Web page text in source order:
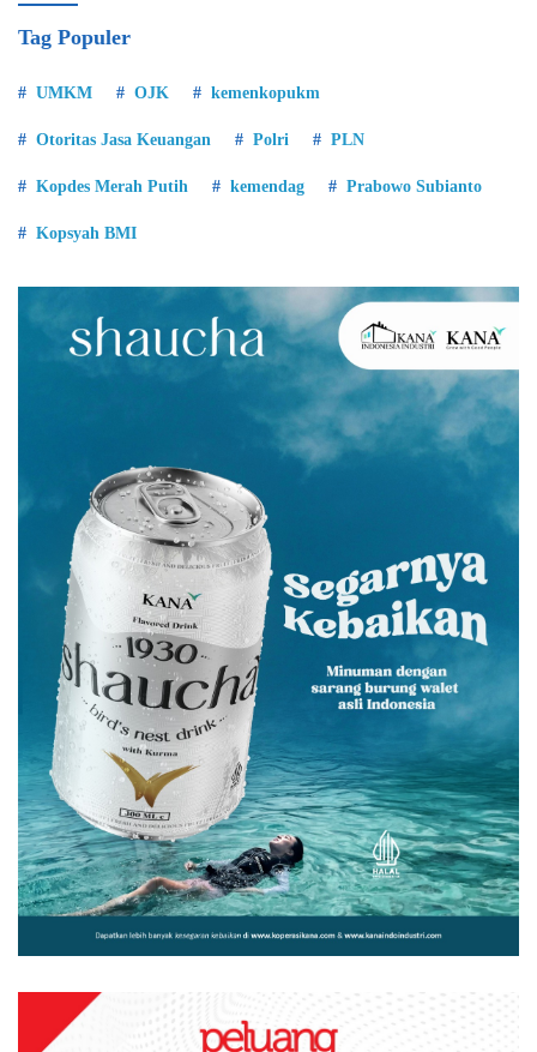
Tag Populer
UMKM OJK kemenkopukm
Otoritas Jasa Keuangan Polri PLN
Kopdes Merah Putih kemendag Prabowo Subianto
Kopsyah BMI